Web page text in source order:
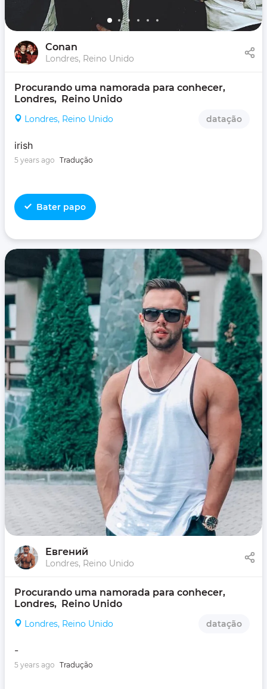
Conan
Londres, Reino Unido
Procurando uma namorada para conhecer,
Londres,  Reino Unido
Londres, Reino Unido datação
irish
5 years ago Tradução
Bater papo
Евгений
Londres, Reino Unido
Procurando uma namorada para conhecer,
Londres,  Reino Unido
Londres, Reino Unido datação
-
5 years ago Tradução